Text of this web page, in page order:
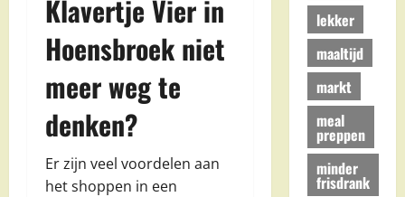
Klavertje Vier in
Hoensbroek niet
meer weg te
denken?
Er zijn veel voordelen aan
het shoppen in een
lekker
maaltijd
markt
meal
preppen
minder
frisdrank